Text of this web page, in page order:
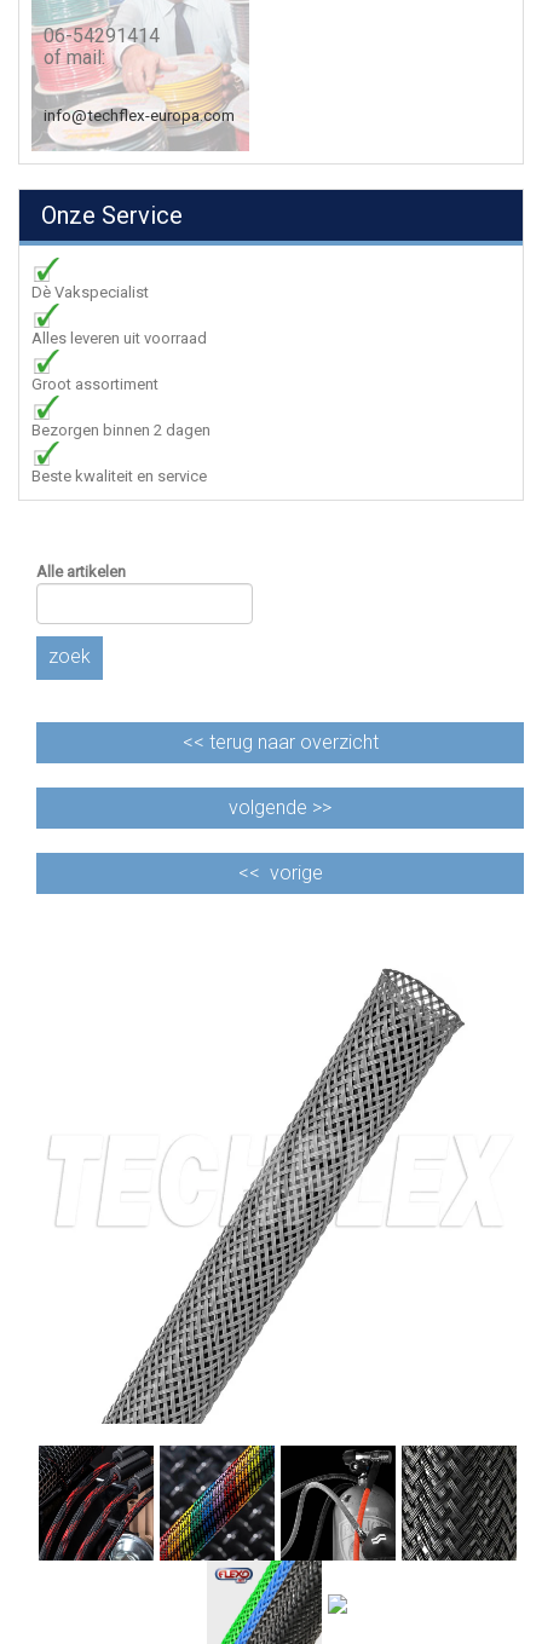
06-54291414
of mail:
info@techflex-europa.com
Onze Service
Dè Vakspecialist
Alles leveren uit voorraad
Groot assortiment
Bezorgen binnen 2 dagen
Beste kwaliteit en service
Alle artikelen
zoek
<< terug naar overzicht
volgende >>
<< vorige